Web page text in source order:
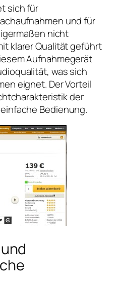
sich für
und für
nicht
klarer Qualität geführt
Aufnahmegerät
was sich
eignet. Der Vorteil
der
Bedienung.